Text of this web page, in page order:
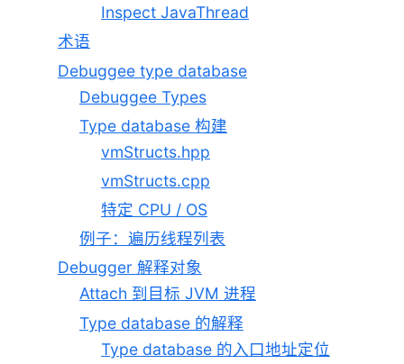
Inspect JavaThread
术语
Debuggee type database
Debuggee Types
Type database 构建
vmStructs.hpp
vmStructs.cpp
特定 CPU / OS
例子：遍历线程列表
Debugger 解释对象
Attach 到目标 JVM 进程
Type database 的解释
Type database 的入口地址定位